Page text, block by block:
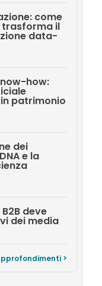
come
trasforma il
data-
how:
patrimonio
dei
e la
deve
dei media
>